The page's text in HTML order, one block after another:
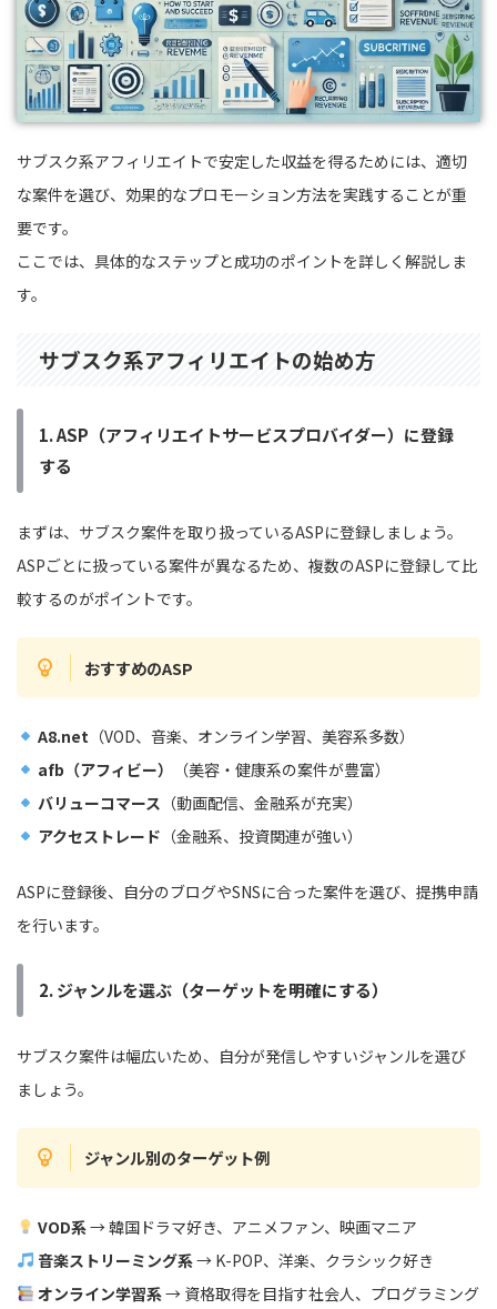
サブスク系アフィリエイトで安定した収益を得るためには、適切
な案件を選び、効果的なプロモーション方法を実践することが重
要です。
ここでは、具体的なステップと成功のポイントを詳しく解説しま
す。
サブスク系アフィリエイトの始め方
1. ASP（アフィリエイトサービスプロバイダー）に登録
する
まずは、サブスク案件を取り扱っているASPに登録しましょう。
ASPごとに扱っている案件が異なるため、複数のASPに登録して比
較するのがポイントです。
おすすめのASP
A8.net（VOD、音楽、オンライン学習、美容系多数）
afb（アフィビー）
（美容・健康系の案件が豊富）
バリューコマース （動画配信、金融系が充実）
アクセストレード （金融系、投資関連が強い）
ASPに登録後、自分のブログやSNSに合った案件を選び、提携申請
を行います。
2. ジャンルを選ぶ（ターゲットを明確にする）
サブスク案件は幅広いため、自分が発信しやすいジャンルを選び
ましょう。
ジャンル別のターゲット例
VOD系→ 韓国ドラマ好き、アニメファン、映画マニア
音楽ストリーミング系→ K-POP、洋楽、クラシック好き
オンライン学習系→ 資格取得を目指す社会人、プログラミング